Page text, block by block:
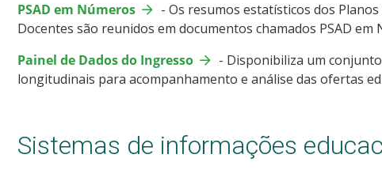
PSAD em Números
- Os resumos estatísticos dos
Docentes são reunidos em documentos chamados PSAD em
Painel de Dados do Ingresso
- Disponibiliza um
longitudinais para acompanhamento e análise das ofertas
Sistemas de informações